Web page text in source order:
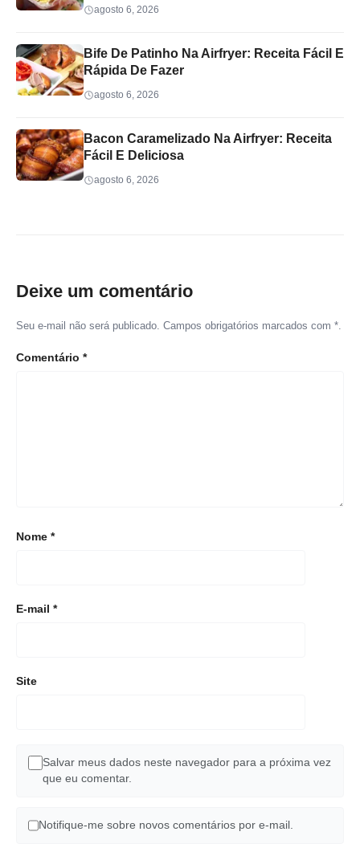
agosto 6, 2026
Bife De Patinho Na Airfryer: Receita Fácil E
Rápida De Fazer
agosto 6, 2026
Bacon Caramelizado Na Airfryer: Receita
Fácil E Deliciosa
agosto 6, 2026
Deixe um comentário
Seu e-mail não será publicado. Campos obrigatórios marcados com *.
Comentário *
Nome *
E-mail *
Site
Salvar meus dados neste navegador para a próxima vez
que eu comentar.
Notifique-me sobre novos comentários por e-mail.